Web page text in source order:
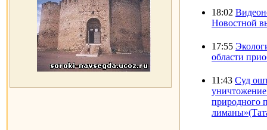
18:02
Новостной
17:55
области
11:43 Cуд
природного